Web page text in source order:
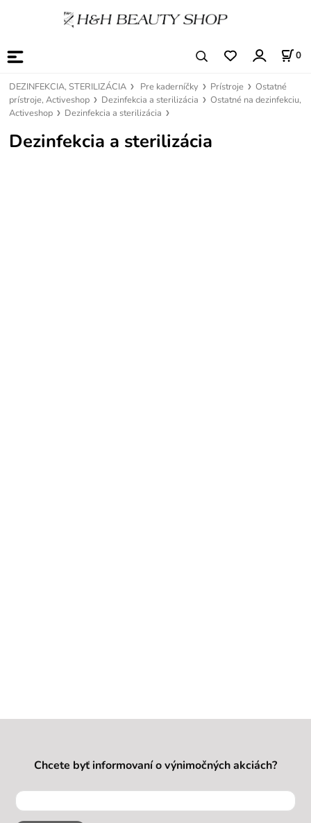
0
DEZINFEKCIA, STERILIZÁCIA Pre kaderníčky Prístroje
Ostatné
prístroje, Activeshop
Dezinfekcia a sterilizácia
Ostatné na dezinfekciu,
Activeshop
Dezinfekcia a sterilizácia
Dezinfekcia a sterilizácia
Chcete byť informovaní o výnimočných akciách?